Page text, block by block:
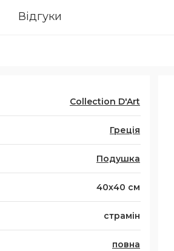
Відгуки
Collection D'Art
Греція
Подушка
40х40 см
страмін
повна